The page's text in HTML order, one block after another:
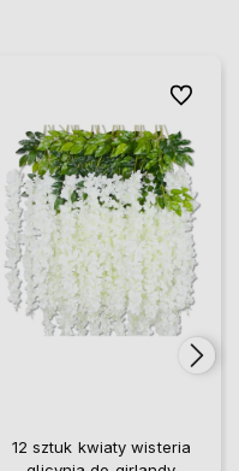
12 sztuk kwiaty wisteria
Do